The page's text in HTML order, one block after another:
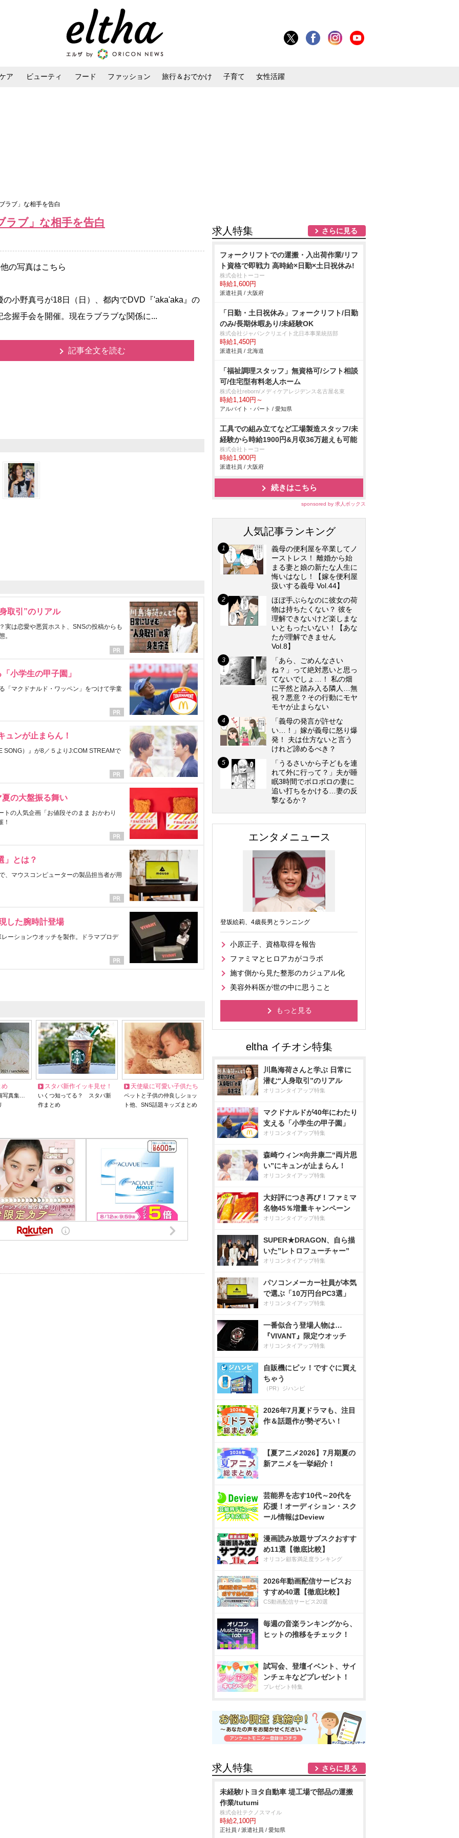
ア ビューティ フード ファッション 旅行＆おでかけ 子育て 女性活躍
ラブ」な相手を告白
ラブ」な相手を告白
の写真はこちら
小野真弓が18日（日）、都内でDVD『'aka'aka』の
念握手会を開催。現在ラブラブな関係に...
記事全文を読む
取引”のリアル
実は恋愛や悪質ホスト、SNSの投稿からも
。
小学生の甲子園」
「マクドナルド・ワッペン」をつけて学童
ュンが止まらん！
SONG）』が8／５よりJ:COM STREAMで
の大盤振る舞い
の人気企画「お値段そのまま おかわり
！
」とは？
、マウスコンピューターの製品担当者が用
した腕時計登場
ーションウオッチを製作。ドラマプロデ
め
写真集…
スタバ新作イッキ見せ！
いくつ知ってる？ スタバ新
作まとめ
天使級に可愛い子供たち
ペットと子供の仲良しショッ
ト他、SNS話題キッズまとめ
求人特集 さらに見る
フォークリフトでの運搬・入出荷作業/リフ
ト資格で即戦力 高時給×日勤×土日祝休み!
株式会社トーコー
時給1,600円
派遣社員 / 大阪府
「日勤・土日祝休み」フォークリフト/日勤
のみ/長期休暇あり/未経験OK
株式会社ジャパンクリエイト北日本事業統括部
時給1,450円
派遣社員 / 北海道
「福祉調理スタッフ」無資格可/シフト相談
可/住宅型有料老人ホーム
株式会社reborn/メディケアレジデンス名古屋名東
時給1,140円～
アルバイト・パート / 愛知県
工具での組み立てなど工場製造スタッフ/未
経験から時給1900円&月収36万超えも可能
株式会社トーコー
時給1,900円
派遣社員 / 大阪府
続きはこちら
sponsored by 求人ボックス
人気記事ランキング
義母の便利屋を卒業してノ
ーストレス！ 離婚から始
まる妻と娘の新たな人生に
悔いはなし！【嫁を便利屋
扱いする義母 Vol.44】
ほぼ手ぶらなのに彼女の荷
物は持ちたくない？ 彼を
理解できないけど楽しまな
いともったいない！【あな
たが理解できません
Vol.8】
「あら、ごめんなさい
ね？」って絶対悪いと思っ
てないでしょ…！ 私の畑
に平然と踏み入る隣人…無
視？悪意？その行動にモヤ
モヤが止まらない
「義母の発言が許せな
い…！」嫁が義母に怒り爆
発！ 夫は仕方ないと言う
けれど諦めるべき？
「うるさいから子どもを連
れて外に行って？」夫が睡
眠3時間でボロボロの妻に
追い打ちをかける…妻の反
撃なるか？
エンタメニュース
登坂絵莉、4歳長男とランニング
小原正子、資格取得を報告
ファミマとヒロアカがコラボ
施す側から見た整形のカジュアル化
美容外科医が世の中に思うこと
もっと見る
川島海荷さんと学ぶ 日常に
潜む“人身取引”のリアル
オリコンタイアップ特集
マクドナルドが40年にわたり
支える「小学生の甲子園」
オリコンタイアップ特集
森崎ウィン×向井康二“両片思
い”にキュンが止まらん！
オリコンタイアップ特集
大好評につき再び！ファミマ
名物45％増量キャンペーン
オリコンタイアップ特集
SUPER★DRAGON、自ら描
いた”レトロフューチャー”
オリコンタイアップ特集
パソコンメーカー社員が本気
で選ぶ「10万円台PC3選」
オリコンタイアップ特集
一番似合う登場人物は…
『VIVANT』限定ウオッチ
オリコンタイアップ特集
自販機にピッ！ですぐに買え
ちゃう
（PR）ジハンピ
2026年7月夏ドラマも、注目
作＆話題作が勢ぞろい！
【夏アニメ2026】7月期夏の
新アニメを一挙紹介！
芸能界を志す10代～20代を
応援！オーディション・スク
ール情報はDeview
漫画読み放題サブスクおすす
め11選【徹底比較】
オリコン顧客満足度ランキング
2026年動画配信サービスお
すすめ40選【徹底比較】
CS動画配信サービス20選
毎週の音楽ランキングから、
ヒットの推移をチェック！
試写会、登壇イベント、サイ
ンチェキなどプレゼント！
プレゼント特集
求人特集 さらに見る
未経験/トヨタ自動車 堤工場で部品の運搬
作業/tutumi
株式会社テクノスマイル
時給2,100円
正社員 / 派遣社員 / 愛知県